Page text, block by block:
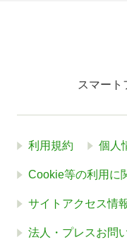
スマート
利用規約 個人
Cookie等の利用に
サイトアクセス情
法人・プレスお問